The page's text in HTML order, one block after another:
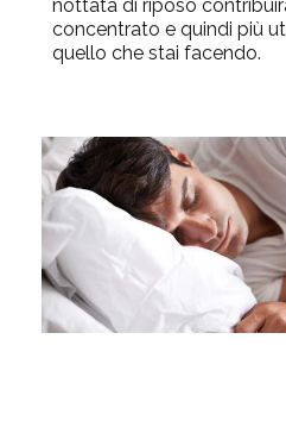
nottata di riposo
concentrato e quindi più
quello che stai facendo.